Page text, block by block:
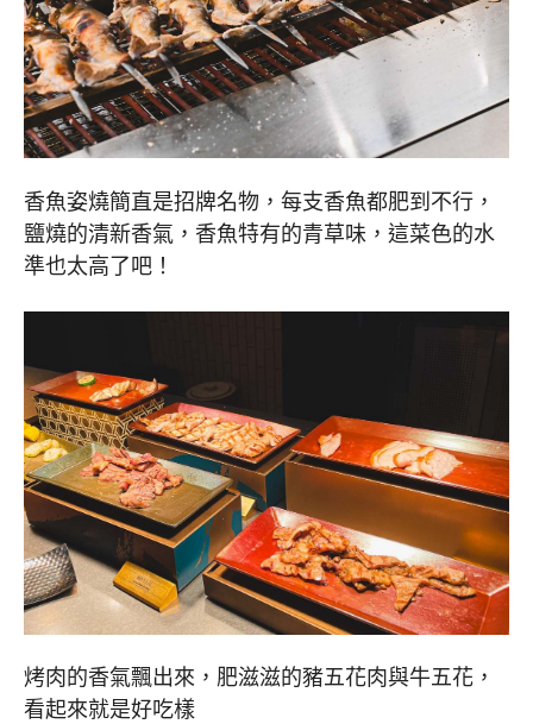
香魚姿燒簡直是招牌名物，每支香魚都肥到不行，
鹽燒的清新香氣，香魚特有的青草味，這菜色的水
準也太高了吧！
烤肉的香氣飄出來，肥滋滋的豬五花肉與牛五花，
看起來就是好吃樣